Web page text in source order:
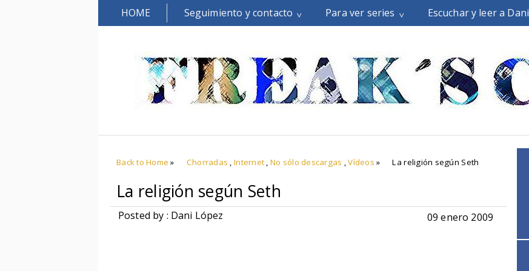
HOME Seguimiento y contacto Para ver series Escuchar y leer a Dani
Back to Home » Chorradas , Internet , No sólo descargas ,Vídeos » La religión según Seth
La religión según Seth
Posted by : Dani López 09 enero 2009